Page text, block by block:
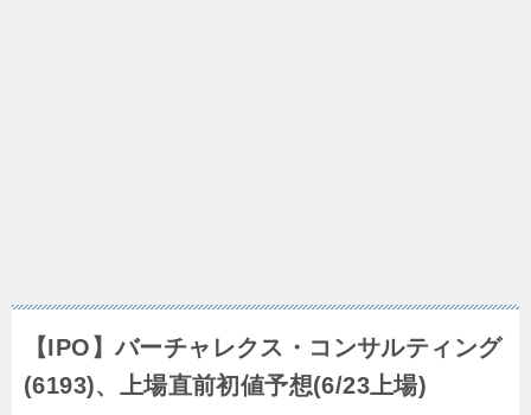
【IPO】バーチャレクス・コンサルティング
(6193)、上場直前初値予想(6/23上場)